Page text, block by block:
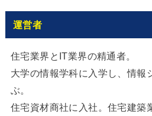
運営者
住宅業界とIT業界の精通者。
大学の情報学科に入学し、情報
ぶ。
住宅資材商社に入社。住宅建築